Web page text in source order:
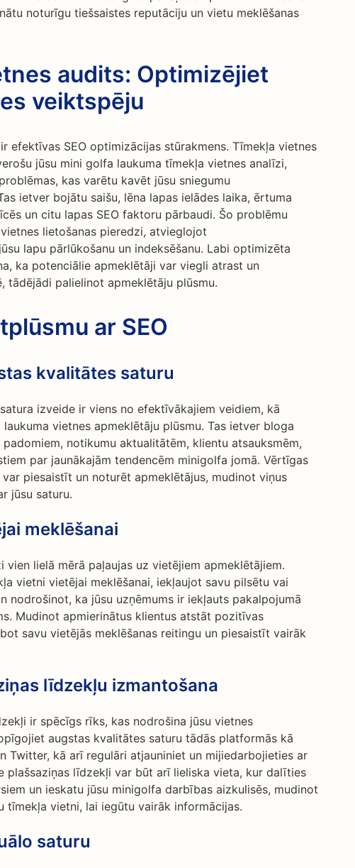
noturīgu tiešsaistes reputāciju un vietu meklēšanas
audits: Optimizējiet
veiktspēju
efektīvas SEO optimizācijas stūrakmens. Tīmekļa vietnes
jūsu mini golfa laukuma tīmekļa vietnes analīzi,
kas varētu kavēt jūsu sniegumu
ietver bojātu saišu, lēna lapas ielādes laika, ērtuma
un citu lapas SEO faktoru pārbaudi. Šo problēmu
lietošanas pieredzi, atvieglojot
lapu pārlūkošanu un indeksēšanu. Labi optimizēta
ka potenciālie apmeklētāji var viegli atrast un
tādējādi palielinot apmeklētāju plūsmu.
ar SEO
kvalitātes saturu
izveide ir viens no efektīvākajiem veidiem, kā
vietnes apmeklētāju plūsmu. Tas ietver bloga
notikumu aktualitātēm, klientu atsauksmēm,
par jaunākajām tendencēm minigolfa jomā. Vērtīgas
piesaistīt un noturēt apmeklētājus, mudinot viņus
jūsu saturu.
meklēšanai
vien lielā mērā paļaujas uz vietējiem apmeklētājiem.
vietni vietējai meklēšanai, iekļaujot savu pilsētu vai
nodrošinot, ka jūsu uzņēmums ir iekļauts pakalpojumā
Mudinot apmierinātus klientus atstāt pozitīvas
savu vietējās meklēšanas reitingu un piesaistīt vairāk
līdzekļu izmantošana
ir spēcīgs rīks, kas nodrošina jūsu vietnes
augstas kvalitātes saturu tādās platformās kā
Twitter, kā arī regulāri atjauniniet un mijiedarbojieties ar
plašsaziņas līdzekļi var būt arī lieliska vieta, kur dalīties
un ieskatu jūsu minigolfa darbības aizkulisēs, mudinot
tīmekļa vietni, lai iegūtu vairāk informācijas.
saturu